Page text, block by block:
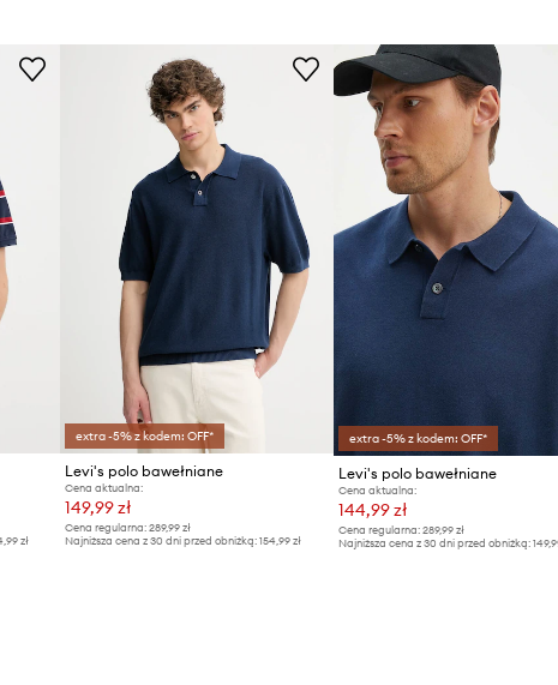
zł
extra -5% z kodem: OFF*
Levi's polo bawełniane
Cena aktualna:
149,99 zł
Cena regularna: 289,99 zł
Najniższa cena z 30 dni przed obniżką: 154,99 zł
extra -5% z kodem: OFF*
Levi's polo bawełniane
Cena aktualna:
144,99 zł
Cena regularna: 289,99 zł
Najniższa cena z 30 dni przed obniżką: